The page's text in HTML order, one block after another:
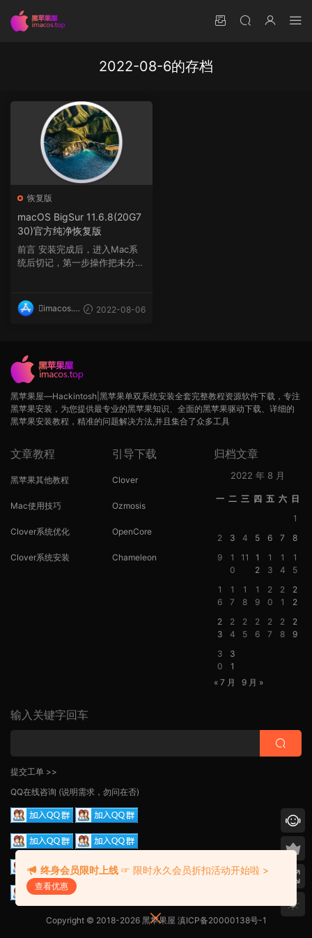
2022-08-6的存档
恢复版
macOS BigSur 11.6.8(20G7
30)官方纯净恢复版
前言 安装完成后，进入Mac系
统后切记，第一步操作把未分区
imacos.t
2022-08-06
黑苹果屋—Hackintosh|黑苹果单双系统安装全套完整教程资源软件下载，专注
黑苹果安装，为您提供最专业的黑苹果知识、全面的黑苹果驱动下载、详细的
黑苹果安装教程，精准的问题解决方法,并且集合了众多工具
文章教程
黑苹果其他教程
Mac使用技巧
Clover系统优化
Clover系统安装
引导下载
Clover
Ozmosis
OpenCore
Chameleon
归档文章
2022 年 8 月
一 二 三 四 五 六 日
1
2
3 4 5 6 7
8
9
1
0
11
1
2
1
3
1
4
1
5
1
6
1
7
1
8
1
9
2
0
2
1
2
2
2
3
2
4
2
5
2
6
2
7
2
8
2
9
3
0
3
1
« 7 月
9 月 »
输入关键字回车
提交工单 >>
QQ在线咨询 (说明需求，勿问在否)
Copyright © 2018-2026 黑苹果屋 滇ICP备20000138号-1
终身会员限时上线 ☞ 限时永久会员折扣活动开始啦 >
查看优惠